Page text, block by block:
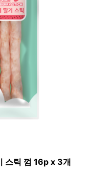
스틱 껌 16p x 3개